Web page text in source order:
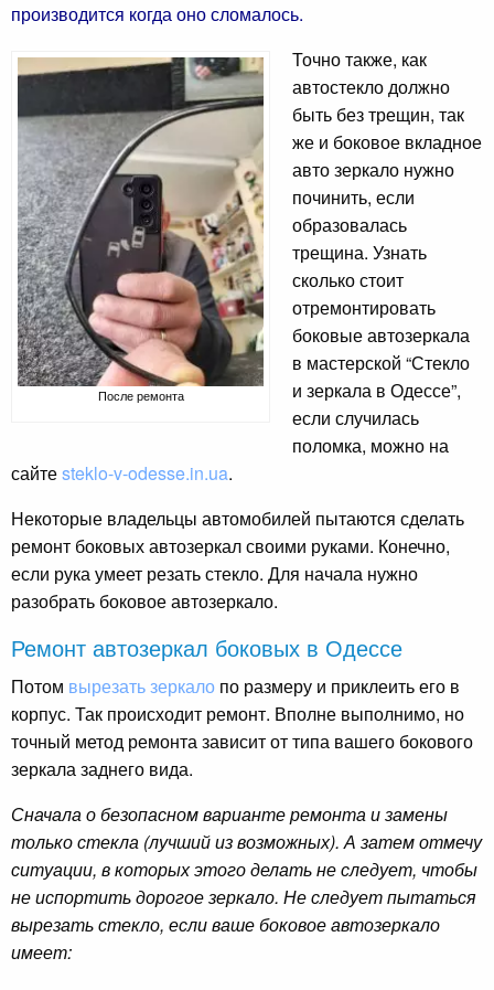
производится когда оно сломалось.
После ремонта
Точно также, как
автостекло должно
быть без трещин, так
же и боковое вкладное
авто зеркало нужно
починить, если
образовалась
трещина. Узнать
сколько стоит
отремонтировать
боковые автозеркала
в мастерской “Стекло
и зеркала в Одессе”,
если случилась
поломка, можно на
сайтеsteklo-v-odesse.in.ua.
Некоторые владельцы автомобилей пытаются сделать
ремонт боковых автозеркал своими руками. Конечно,
если рука умеет резать стекло. Для начала нужно
разобрать боковое автозеркало.
Ремонт автозеркал боковых в Одессе
Потом вырезать зеркало по размеру и приклеить его в
корпус. Так происходит ремонт. Вполне выполнимо, но
точный метод ремонта зависит от типа вашего бокового
зеркала заднего вида.
Сначала о безопасном варианте ремонта и замены
только стекла (лучший из возможных). А затем отмечу
ситуации, в которых этого делать не следует, чтобы
не испортить дорогое зеркало. Не следует пытаться
вырезать стекло, если ваше боковое автозеркало
имеет: